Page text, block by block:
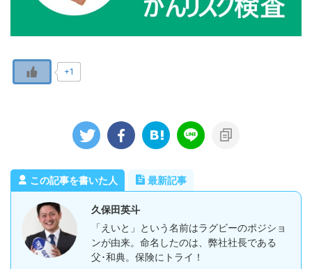
+1
この記事を書いた人 最新記事
久保田英斗
「えいと」という名前はラグビーのポジショ
ンが由来。命名したのは、弊社社長である
父･和典。保険にトライ！